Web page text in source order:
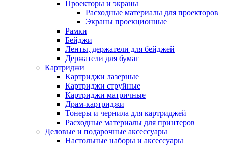
Проекторы и экраны
Расходные материалы для проекторов
Экраны проекционные
Рамки
Бейджи
Ленты, держатели для бейджей
Держатели для бумаг
Картриджи
Картриджи лазерные
Картриджи струйные
Картриджи матричные
Драм-картриджи
Тонеры и чернила для картриджей
Расходные материалы для принтеров
Деловые и подарочные аксессуары
Настольные наборы и аксессуары